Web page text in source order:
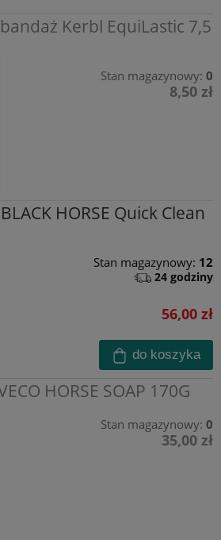
Kerbl EquiLastic 7,5
Stan magazynowy: 0
8,50 zł
HORSE Quick Clean
Stan magazynowy: 12
24 godziny
56,00 zł
do koszyka
HORSE SOAP 170G
Stan magazynowy: 0
35,00 zł